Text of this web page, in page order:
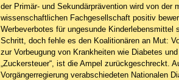
der Primär- und Sekundärprävention wird von der
wissenschaftlichen Fachgesellschaft positiv
Werbeverbotes für ungesunde Kinderlebensmittel
Schritt, doch fehle es den Koalitionären an Mut:
zur Vorbeugung von Krankheiten wie Diabetes
„Zuckersteuer“, ist die Ampel zurückgeschreckt.
Vorgängerregierung verabschiedeten Nationalen